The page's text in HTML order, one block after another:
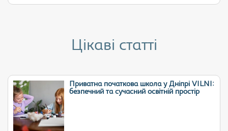
Цікаві статті
Приватна початкова школа у Дніпрі VILNI:
безпечний та сучасний освітній простір